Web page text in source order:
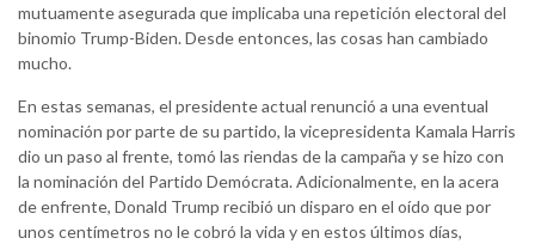
mutuamente asegurada que implicaba una repetición electoral del
binomio Trump-Biden. Desde entonces, las cosas han cambiado
mucho.
En estas semanas, el presidente actual renunció a una eventual
nominación por parte de su partido, la vicepresidenta Kamala Harris
dio un paso al frente, tomó las riendas de la campaña y se hizo con
la nominación del Partido Demócrata. Adicionalmente, en la acera
de enfrente, Donald Trump recibió un disparo en el oído que por
unos centímetros no le cobró la vida y en estos últimos días,